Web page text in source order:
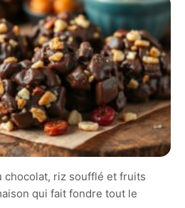
chocolat, riz soufflé et fruits
qui fait fondre tout le